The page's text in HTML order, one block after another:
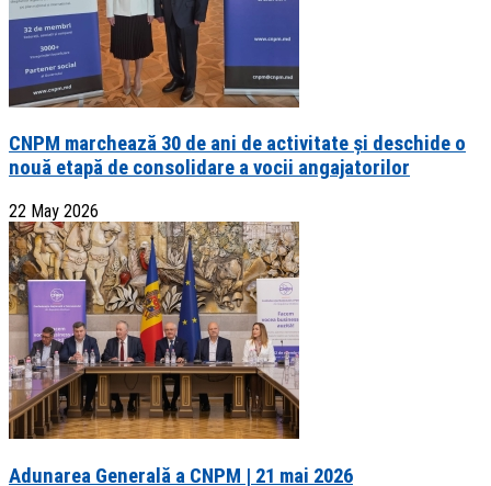
CNPM marchează 30 de ani de activitate și deschide o
nouă etapă de consolidare a vocii angajatorilor
22 May 2026
Adunarea Generală a CNPM | 21 mai 2026